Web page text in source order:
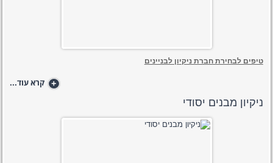
טיפים לבחירת חברת ניקיון לבניינים
+ קרא עוד...
ניקיון מבנים יסודי